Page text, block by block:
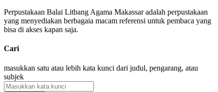
Perpustakaan Balai Litbang Agama Makassar adalah perpustakaan
yang menyediakan berbagaia macam referensi untuk pembaca yang
bisa di akses kapan saja.
Cari
masukkan satu atau lebih kata kunci dari judul, pengarang, atau
subjek